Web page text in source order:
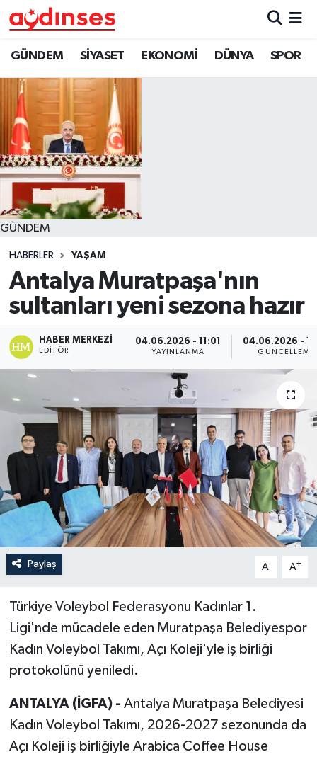
GÜNDEM SİYASET EKONOMİ DÜNYA SPOR
GÜNDEM
HABERLER YAŞAM
Antalya Muratpaşa'nın
sultanları yeni sezona hazır
HABER MERKEZI
EDITÖR
04.06.2026 - 11:01
YAYINLANMA
04.06.2026 -
GÜNCELLEME
Paylaş A- A+
Türkiye Voleybol Federasyonu Kadınlar 1.
Ligi'nde mücadele eden Muratpaşa Belediyespor
Kadın Voleybol Takımı, Açı Koleji'yle iş birliği
protokolünü yeniledi.
ANTALYA (İGFA) - Antalya Muratpaşa Belediyesi
Kadın Voleybol Takımı, 2026-2027 sezonunda da
Açı Koleji iş birliğiyle Arabica Coffee House
GÜNDEM
SİYASET
EKONOMİ
DÜNYA
SPOR
MAGAZİN
YAŞAM
Nöbetçi Eczaneler
Hava Durumu
Aydin Namaz Vakitleri
Trafik Durumu
Süper Lig Puan Durumu ve Fikstür
Tüm Manşetler
Son Dakika Haberleri
Haber Arşivi